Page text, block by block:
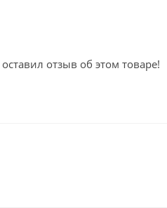
отзыв об этом товаре!